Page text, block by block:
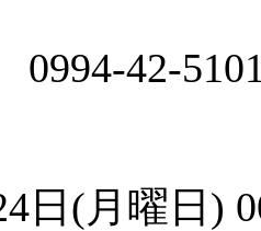
42-
日(月曜日)